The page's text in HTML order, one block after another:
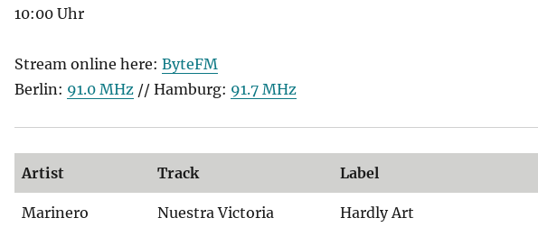
10:00 Uhr
Stream online here: ByteFM
Berlin: 91.0 MHz// Hamburg: 91.7 MHz
Artist Track Label
Marinero Nuestra Victoria Hardly Art